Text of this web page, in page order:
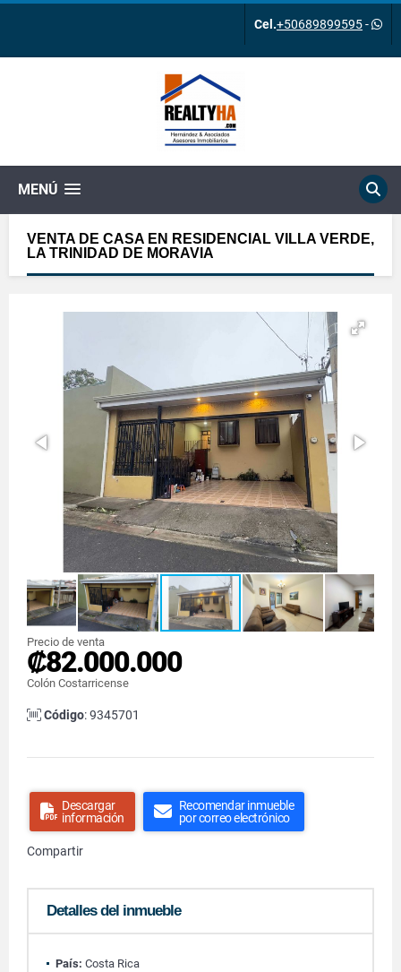
Cel.+50689899595-
MENÚ
VENTA DE CASA EN RESIDENCIAL VILLA VERDE,
LA TRINIDAD DE MORAVIA
Precio de venta
₡82.000.000
Colón Costarricense
Código: 9345701
Descargar
información
Recomendar inmueble
por correo electrónico
Compartir
Detalles del inmueble
País: Costa Rica